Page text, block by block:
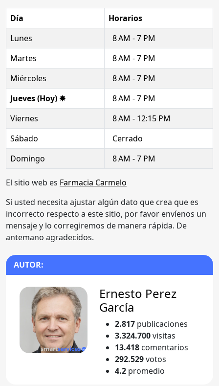
Día
Horarios
Lunes
8 AM - 7 PM
Martes
8 AM - 7 PM
Miércoles
8 AM - 7 PM
Jueves (Hoy) ✸
8 AM - 7 PM
Viernes
8 AM - 12:15 PM
Sábado
Cerrado
Domingo
8 AM - 7 PM
El sitio web es Farmacia Carmelo
Si usted necesita ajustar algún dato que crea que es
incorrecto respecto a este sitio, por favor envíenos un
mensaje y lo corregiremos de manera rápida. De
antemano agradecidos.
AUTOR:
Ernesto Perez
García
2.817 publicaciones
3.324.700visitas
13.418 comentarios
292.529votos
4.2 promedio